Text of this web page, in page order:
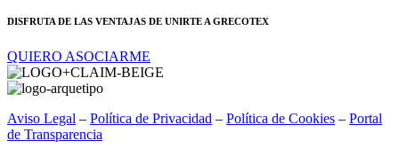
DISFRUTA DE LAS VENTAJAS DE UNIRTE A GRECOTEX
QUIERO ASOCIARME
Aviso Legal – Política de Privacidad – Política de Cookies – Portal
de Transparencia